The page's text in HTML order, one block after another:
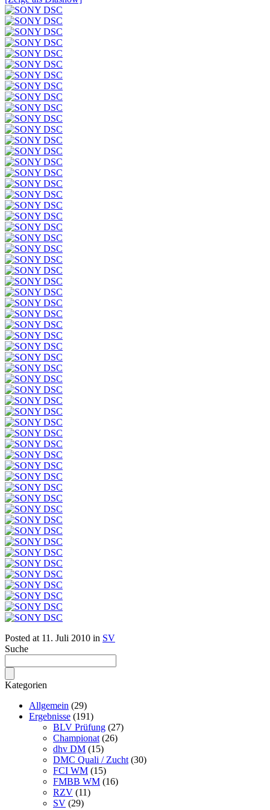
Posted at 11. Juli 2010 in SV
Suche
Kategorien
Allgemein (29)
Ergebnisse (191)
BLV Prüfung (27)
Championat (26)
dhv DM (15)
DMC Quali / Zucht (30)
FCI WM (15)
FMBB WM (16)
RZV (11)
SV (29)